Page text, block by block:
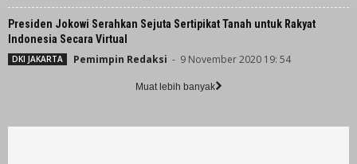
Presiden Jokowi Serahkan Sejuta Sertipikat Tanah untuk Rakyat
Indonesia Secara Virtual
DKI JAKARTA Pemimpin Redaksi - 9 November 2020 19: 54
Muat lebih banyak